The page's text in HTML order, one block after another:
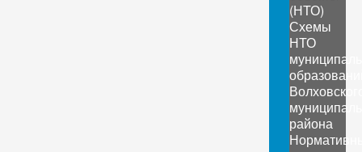
(НТО)
Схемы
НТО
района